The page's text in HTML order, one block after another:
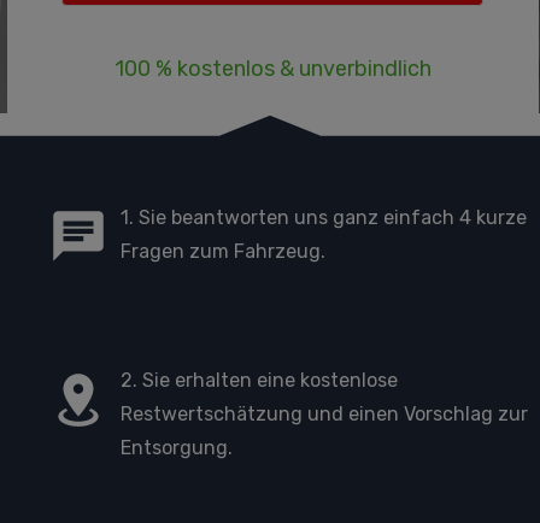
100 % kostenlos & unverbindlich
1. Sie beantworten uns ganz einfach 4 kurze
Fragen zum Fahrzeug.
2. Sie erhalten eine kostenlose
Restwertschätzung und einen Vorschlag zur
Entsorgung.